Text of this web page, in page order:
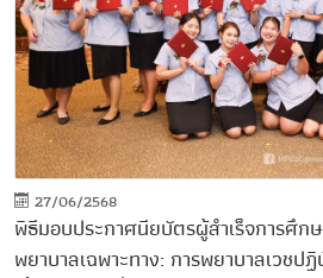
27/06/2568
พิธีมอบประกาศนียบัตรผู้สำเร็จการศึก
พยาบาลเฉพาะทาง: การพยาบาลเวชป